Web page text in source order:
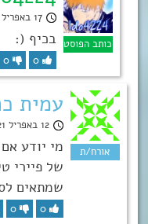
17 באפריל 2021, 15:46
בכיף (:
0
0
עמית
12 באפריל 2021, 9:12
מי יודע
של פיירי
שמתאים
0
0